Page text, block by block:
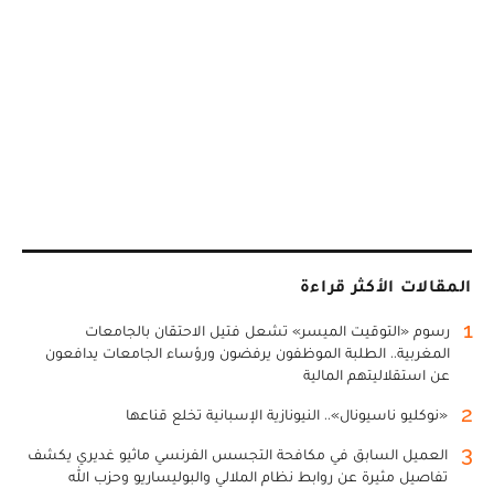
المقالات الأكثر قراءة
1
رسوم «التوقيت الميسر» تشعل فتيل الاحتقان بالجامعات
المغربية.. الطلبة الموظفون يرفضون ورؤساء الجامعات يدافعون
عن استقلاليتهم المالية
2 «نوكليو ناسيونال».. النيونازية الإسبانية تخلع قناعها
3
العميل السابق في مكافحة التجسس الفرنسي ماثيو غديري يكشف
تفاصيل مثيرة عن روابط نظام الملالي والبوليساريو وحزب الله